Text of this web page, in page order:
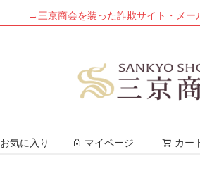
→三京商会を装った詐欺サイト・メー
お気に入り マイページ カー